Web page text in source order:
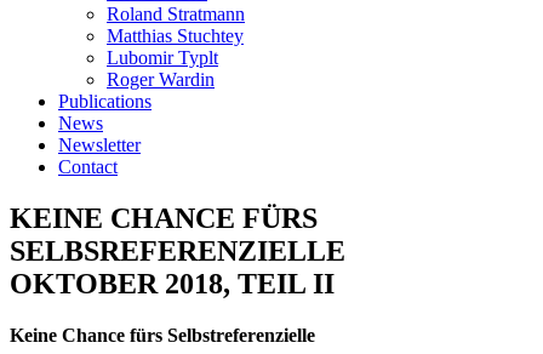
Roland Stratmann
Matthias Stuchtey
Lubomir Typlt
Roger Wardin
Publications
News
Newsletter
Contact
KEINE CHANCE FÜRS
SELBSREFERENZIELLE
OKTOBER 2018, TEIL II
Keine Chance fürs Selbstreferenzielle